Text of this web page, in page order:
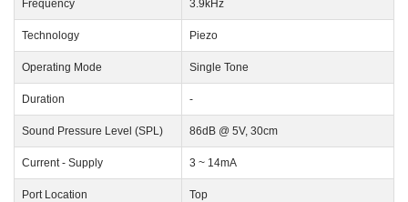
Frequency 3.9kHz
Technology Piezo
Operating Mode Single Tone
Duration -
Sound Pressure Level (SPL) 86dB @ 5V, 30cm
Current - Supply 3 ~ 14mA
Port Location Top